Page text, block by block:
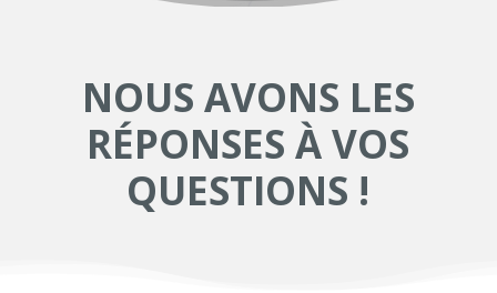
NOUS AVONS LES
RÉPONSES À VOS
QUESTIONS !